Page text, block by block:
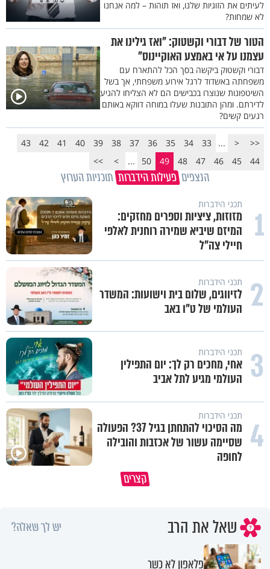
לעיתים את הזוגיות שלנו, ואז תוהות – למה אנחנו
לא שמחות?
הטור של דבורי וקשטוק: "ואז גילינו את
עצמנו על אי באמצע האוקיינוס"
דבורי וקשטוק ביקשה בסך הכל להתארח עם
משפחתה באשדוד לרגל אירוע משפחתי, אך בשל
השיטפונות שנוצרו בכבישים הם לא הצליחו להגיע
לדירתם. ומהן התובנות שעלו במוחה דווקא באותם
רגעים קשים?
<<
<
...
33
34
35
36
37
38
39
40
41
42
43
44
45
46
47
48
49
50
...
>
>>
הנצפים פעילות הידברות תוכניות הערוץ
1 תכני הידברות
מזוזות, ציציות וספרים מחזקים:
המיזם שיביא שמירה רוחנית לאלפי
חיילי צה"ל
2 תכני הידברות
לזיווגים, שלום בית וישועות: המשדר
העולמי של ט"ו באב
3 תכני הידברות
אחי, מחכים רק לך: יום התפילין
העולמי מגיע לתל אביב
4 תכני הידברות
מה הסיכוי להתחתן בגיל 37? הפעולה
שסיימה עשור של אכזבות והובילה
לחופה
קצרים
שאל את הרב יש לך שאלה?
פלאפון לא כשר